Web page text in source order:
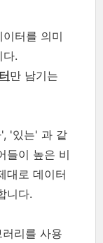
터를 의미
다.
만 남기는
'있는' 과 같
들이 높은 비
대로 데이터
니다.
리를 사용